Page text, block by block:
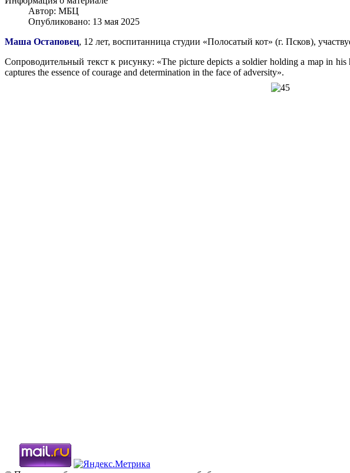
Автор: МБЦ
Опубликовано: 13 мая 2025
Маша Остаповец, 12 лет, воспитанница студии «Полосатый кот» (г. Псков),
Cопроводительный текст к рисунку: «The picture depicts a soldier holding a map in
captures the essence of courage and determination in the face of adversity».